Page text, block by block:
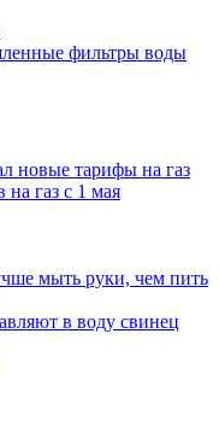
фильтры воды
новые тарифы на газ
газ с 1 мая
мыть руки, чем пить
в воду свинец